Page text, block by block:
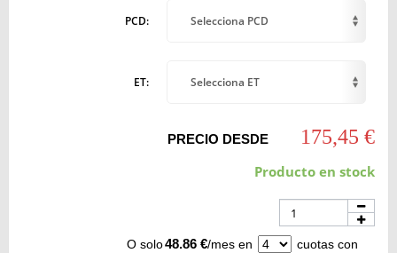
PCD: Selecciona PCD
ET: Selecciona ET
PRECIO DESDE 175,45 €
Producto en stock
O solo48.86 €/mes en cuotas con